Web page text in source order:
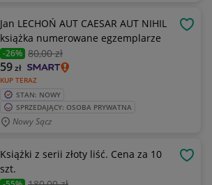
Jan LECHOŃ AUT CAESAR AUT NIHIL
książka numerowane egzemplarze
-26% 80,00 zł
KUP TERAZ
59zł
STAN: NOWY
SPRZEDAJĄCY: OSOBA PRYWATNA
Nowy Sącz
Książki z serii złoty liść. Cena za 10
szt.